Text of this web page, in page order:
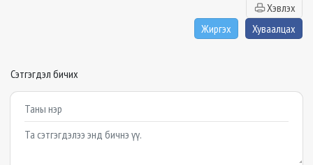
Хэвлэх
Жиргэх
Хуваалцах
Сэтгэгдэл бичих
Example textarea